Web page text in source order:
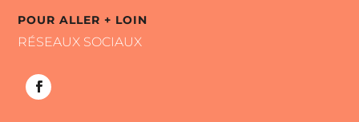
POUR ALLER + LOIN
RÉSEAUX SOCIAUX